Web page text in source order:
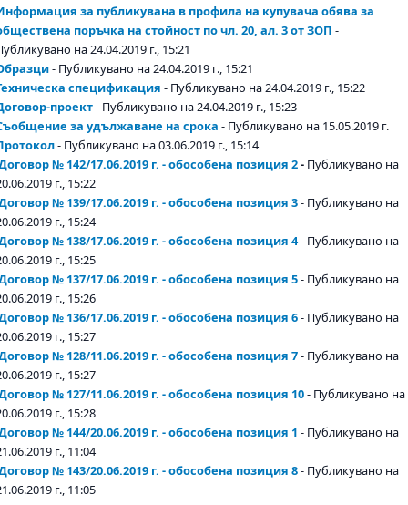
за публикувана в профила на купувача обява за
поръчка на стойност по чл. 20, ал. 3 от ЗОП -
на 24.04.2019 г., 15:21
- Публикувано на 24.04.2019 г., 15:21
спецификация - Публикувано на 24.04.2019 г., 15:22
проект- Публикувано на 24.04.2019 г., 15:23
за удължаване на срока - Публикувано на 15.05.2019 г.
- Публикувано на 03.06.2019 г., 15:14
№ 142/17.06.2019 г. - обособена позиция 2- Публикувано на
г., 15:22
№ 139/17.06.2019 г. - обособена позиция 3- Публикувано на
г., 15:24
№ 138/17.06.2019 г. - обособена позиция 4- Публикувано на
г., 15:25
№ 137/17.06.2019 г. - обособена позиция 5- Публикувано на
г., 15:26
№ 136/17.06.2019 г. - обособена позиция 6- Публикувано на
г., 15:27
№ 128/11.06.2019 г. - обособена позиция 7- Публикувано на
г., 15:27
№ 127/11.06.2019 г. - обособена позиция 10- Публикувано на
г., 15:28
№ 144/20.06.2019 г. - обособена позиция 1 - Публикувано на
г., 11:04
№ 143/20.06.2019 г. - обособена позиция 8- Публикувано на
г., 11:05